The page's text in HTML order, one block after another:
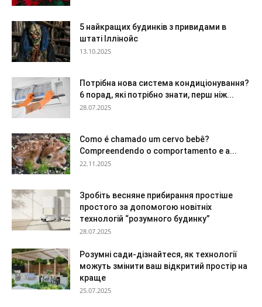
5 найкращих будинків з привидами в
штаті Іллінойс
13.10.2025
Потрібна нова система кондиціонування?
6 порад, які потрібно знати, перш ніж...
28.07.2025
Como é chamado um cervo bebê?
Compreendendo o comportamento e a...
22.11.2025
Зробіть весняне прибирання простіше
простого за допомогою новітніх
технологій “розумного будинку”
28.07.2025
Розумні сади-дізнайтеся, як технології
можуть змінити ваш відкритий простір на
краще
25.07.2025